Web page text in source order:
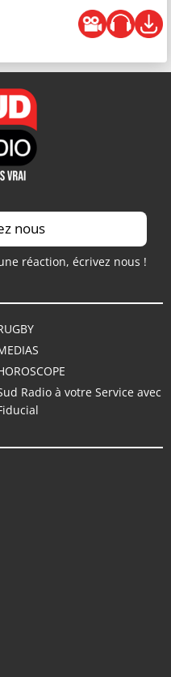
nous
réaction, écrivez nous !
Radio à votre Service avec